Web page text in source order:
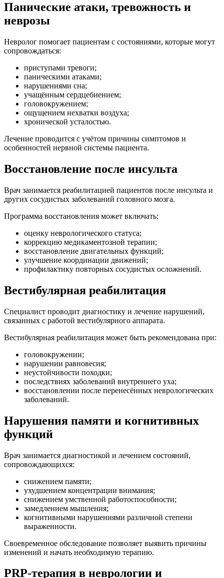
Панические атаки, тревожность и
неврозы
Невролог помогает пациентам с состояниями, которые могут
сопровождаться:
приступами тревоги;
паническими атаками;
нарушениями сна;
учащённым сердцебиением;
головокружением;
ощущением нехватки воздуха;
хронической усталостью.
Лечение проводится с учётом причины симптомов и
особенностей нервной системы пациента.
Восстановление после инсульта
Врач занимается реабилитацией пациентов после инсульта и
других сосудистых заболеваний головного мозга.
Программа восстановления может включать:
оценку неврологического статуса;
коррекцию медикаментозной терапии;
восстановление двигательных функций;
улучшение координации движений;
профилактику повторных сосудистых осложнений.
Вестибулярная реабилитация
Специалист проводит диагностику и лечение нарушений,
связанных с работой вестибулярного аппарата.
Вестибулярная реабилитация может быть рекомендована при:
головокружении;
нарушении равновесия;
неустойчивости походки;
последствиях заболеваний внутреннего уха;
восстановлении после перенесённых неврологических
заболеваний.
Нарушения памяти и когнитивных
функций
Врач занимается диагностикой и лечением состояний,
сопровождающихся:
снижением памяти;
ухудшением концентрации внимания;
снижением умственной работоспособности;
замедлением мышления;
когнитивными нарушениями различной степени
выраженности.
Своевременное обследование позволяет выявить причины
изменений и начать необходимую терапию.
PRP-терапия в неврологии и